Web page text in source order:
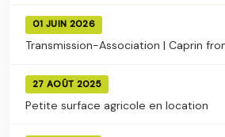
01 JUIN 2026
Transmission-Association | Caprin
27 AOÛT 2025
Petite surface agricole en location